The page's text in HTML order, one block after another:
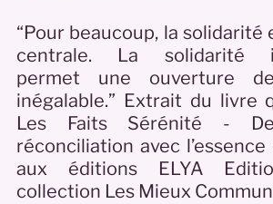
“Pour beaucoup, la solidarité
centrale. La solidarité
permet une ouverture
inégalable.” Extrait du livre
Les Faits Sérénité -
réconciliation avec
aux éditions ELYA
collection Les Mieux